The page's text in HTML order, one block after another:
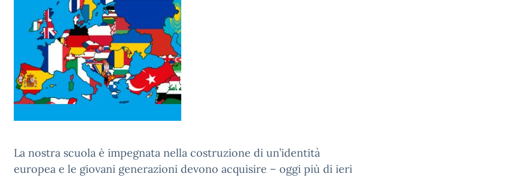
La nostra scuola è impegnata nella costruzione di un’identità
europea e le giovani generazioni devono acquisire – oggi più di ieri